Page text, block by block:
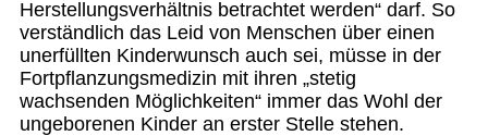
Herstellungsverhältnis betrachtet werden“ darf. So
verständlich das Leid von Menschen über einen
unerfüllten Kinderwunsch auch sei, müsse in der
Fortpflanzungsmedizin mit ihren „stetig
wachsenden Möglichkeiten“ immer das Wohl der
ungeborenen Kinder an erster Stelle stehen.